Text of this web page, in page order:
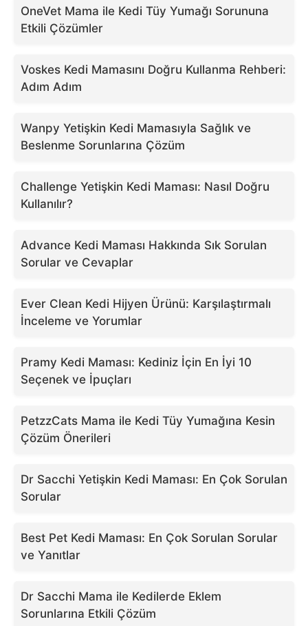
OneVet Mama ile Kedi Tüy Yumağı Sorununa
Etkili Çözümler
Voskes Kedi Mamasını Doğru Kullanma Rehberi:
Adım Adım
Wanpy Yetişkin Kedi Mamasıyla Sağlık ve
Beslenme Sorunlarına Çözüm
Challenge Yetişkin Kedi Maması: Nasıl Doğru
Kullanılır?
Advance Kedi Maması Hakkında Sık Sorulan
Sorular ve Cevaplar
Ever Clean Kedi Hijyen Ürünü: Karşılaştırmalı
İnceleme ve Yorumlar
Pramy Kedi Maması: Kediniz İçin En İyi 10
Seçenek ve İpuçları
PetzzCats Mama ile Kedi Tüy Yumağına Kesin
Çözüm Önerileri
Dr Sacchi Yetişkin Kedi Maması: En Çok Sorulan
Sorular
Best Pet Kedi Maması: En Çok Sorulan Sorular
ve Yanıtlar
Dr Sacchi Mama ile Kedilerde Eklem
Sorunlarına Etkili Çözüm